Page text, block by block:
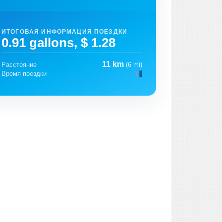
ИТОГОВАЯ ИНФОРМАЦИЯ ПОЕЗДКИ
0.91 gallons, $ 1.28
Расстояние 11 km (6 mi)
Время поездки